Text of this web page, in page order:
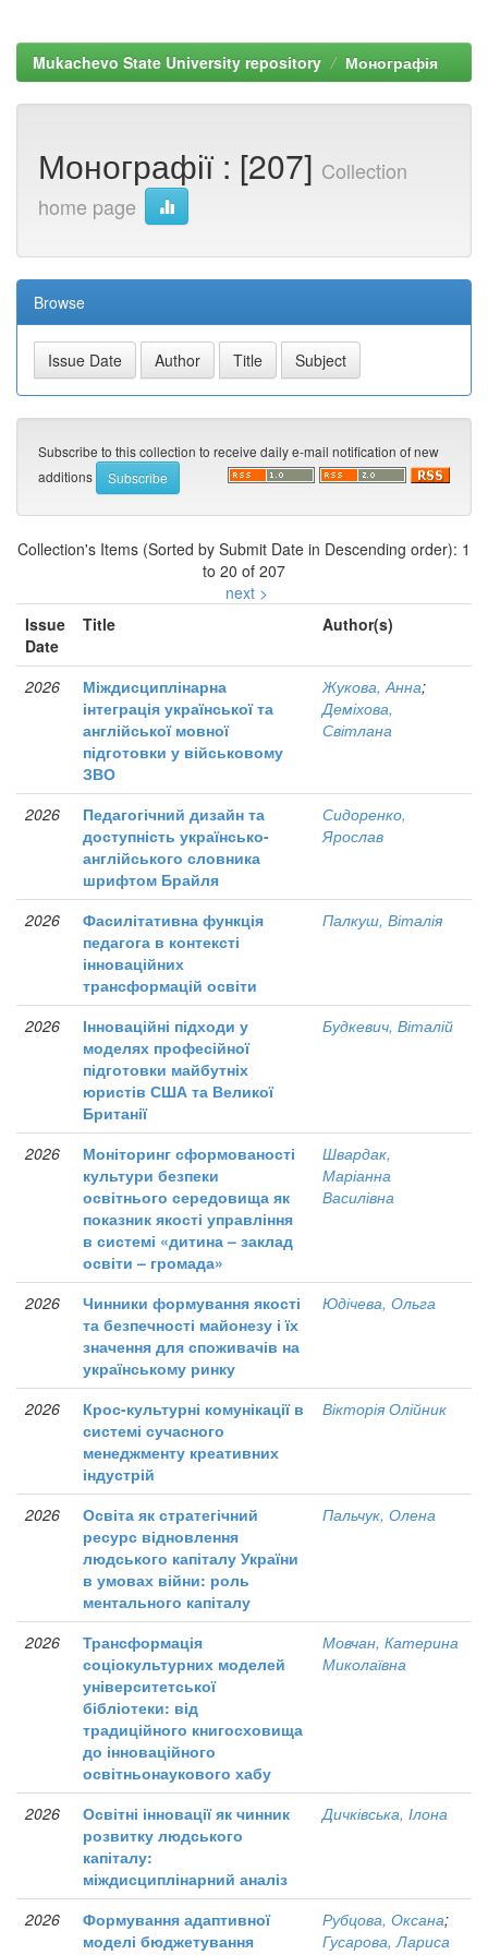
Mukachevo State University repository Монографія
Монографії : [207] Collection
home page
Browse
Subscribe to this collection to receive daily e-mail notification of new
additions
Collection's Items (Sorted by Submit Date in Descending order): 1
to 20 of 207
next >
Issue
Date
Title Author(s)
2026
Міждисциплінарна
інтеграція української та
англійської мовної
підготовки у військовому
ЗВО
Жукова, Анна;
Деміхова,
Світлана
2026
Педагогічний дизайн та
доступність українсько-
англійського словника
шрифтом Брайля
Сидоренко,
Ярослав
2026
Фасилітативна функція
педагога в контексті
інноваційних
трансформацій освіти
Палкуш, Віталія
2026
Інноваційні підходи у
моделях професійної
підготовки майбутніх
юристів США та Великої
Британії
Будкевич, Віталій
2026
Моніторинг сформованості
культури безпеки
освітнього середовища як
показник якості управління
в системі «дитина – заклад
освіти – громада»
Швардак,
Маріанна
Василівна
2026
Чинники формування якості
та безпечності майонезу і їх
значення для споживачів на
українському ринку
Юдічева, Ольга
2026
Крос-культурні комунікації в
системі сучасного
менеджменту креативних
індустрій
Вікторія Олійник
2026
Освіта як стратегічний
ресурс відновлення
людського капіталу України
в умовах війни: роль
ментального капіталу
Пальчук, Олена
2026
Трансформація
соціокультурних моделей
університетської
бібліотеки: від
традиційного книгосховища
до інноваційного
освітньонаукового хабу
Мовчан, Катерина
Миколаївна
2026
Освітні інновації як чинник
розвитку людського
капіталу:
міждисциплінарний аналіз
Дичківська, Ілона
2026
Формування адаптивної
моделі бюджетування
Рубцова, Оксана;
Гусарова, Лариса